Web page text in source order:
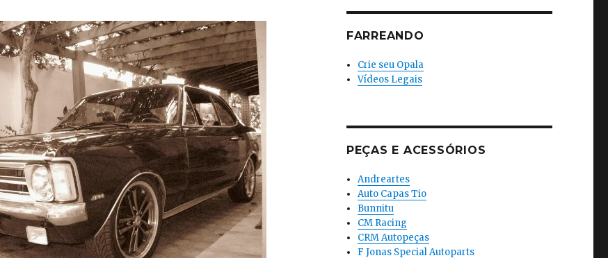
FARREANDO
Crie seu Opala
Vídeos Legais
PEÇAS E ACESSÓRIOS
Andreartes
Auto Capas Tio
Bunnitu
CM Racing
CRM Autopeças
F Jonas Special Autoparts